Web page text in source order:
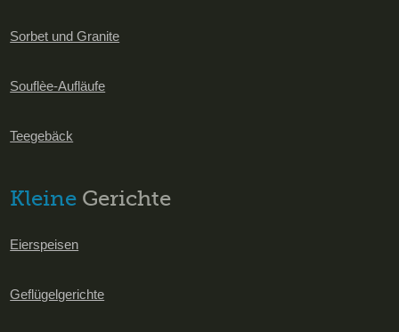
Sorbet und Granite
Souflèe-Aufläufe
Teegebäck
Kleine Gerichte
Eierspeisen
Geflügelgerichte